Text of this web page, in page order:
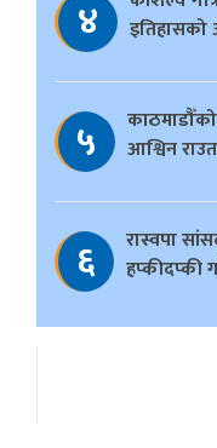
४
इतिहासको
५
आश्विन
६
रास्वपा
हप्कीदप्की